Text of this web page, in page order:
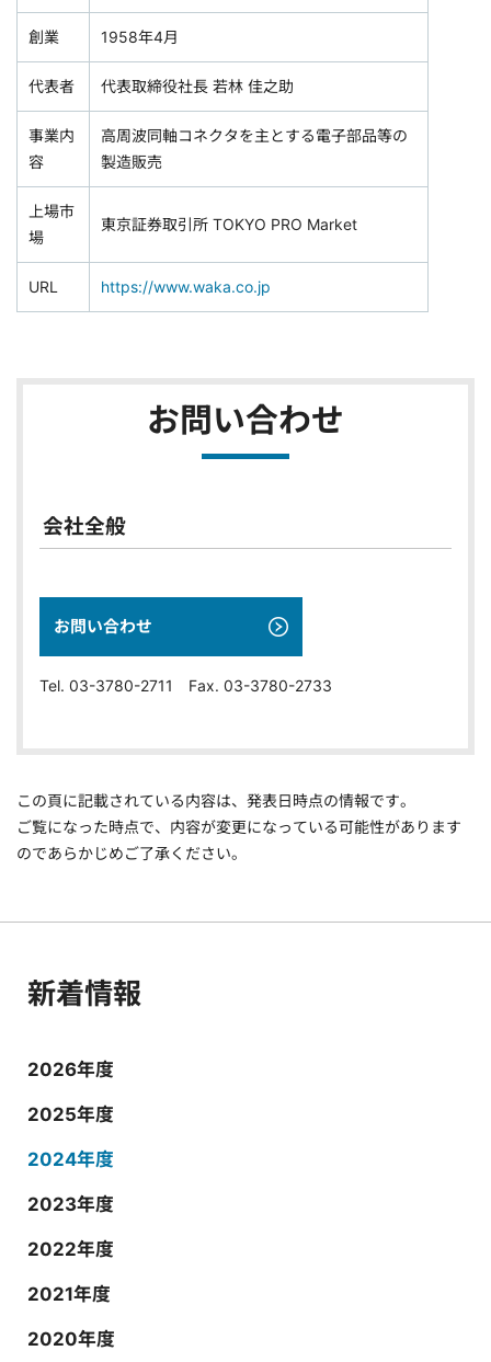
創業 1958年4月
代表者 代表取締役社長 若林 佳之助
事業内
容
高周波同軸コネクタを主とする電子部品等の
製造販売
上場市
場
東京証券取引所 TOKYO PRO Market
URL https://www.waka.co.jp
お問い合わせ
会社全般
お問い合わせ
Tel. 03-3780-2711 Fax. 03-3780-2733
この頁に記載されている内容は、発表日時点の情報です。
ご覧になった時点で、内容が変更になっている可能性があります
のであらかじめご了承ください。
新着情報
2026年度
2025年度
2024年度
2023年度
2022年度
2021年度
2020年度